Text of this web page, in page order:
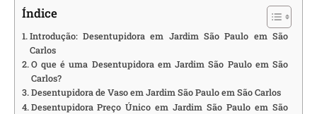
Índice
Introdução: Desentupidora em Jardim São Paulo em São
Carlos
O que é uma Desentupidora em Jardim São Paulo em São
Carlos?
Desentupidora de Vaso em Jardim São Paulo em São Carlos
Desentupidora Preço Único em Jardim São Paulo em São